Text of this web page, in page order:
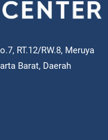
RT.12/RW.8, Meruya
Barat, Daerah